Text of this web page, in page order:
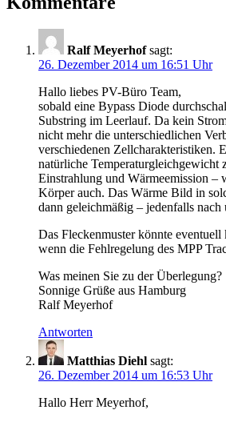
Ralf Meyerhof sagt:
26. Dezember 2014 um 16:51 Uhr
Hallo liebes PV-Büro Team,
sobald eine Bypass Diode
Substring im Leerlauf. Da kein
nicht mehr die unterschiedlichen
verschiedenen Zellcharakteristiken.
natürliche Temperaturgleichgewicht
Einstrahlung und Wärmeemission –
Körper auch. Das Wärme Bild in
dann geleichmäßig – jedenfalls nach
Das Fleckenmuster könnte eventuell
wenn die Fehlregelung des MPP
Was meinen Sie zu der Überlegung?
Sonnige Grüße aus Hamburg
Ralf Meyerhof
Antworten
Matthias Diehl sagt:
26. Dezember 2014 um 16:53 Uhr
Hallo Herr Meyerhof,